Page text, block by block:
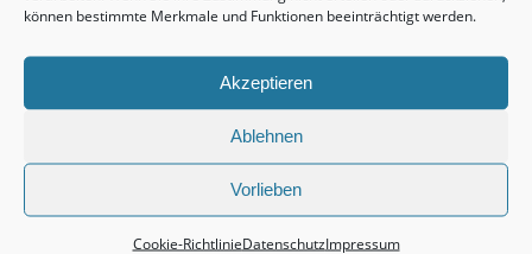
können bestimmte Merkmale und Funktionen beeinträchtigt werden.
Akzeptieren
Ablehnen
Vorlieben
Cookie-RichtlinieDatenschutzImpressum
Häuser bleiben tatsächlich eine wirklich interessante Sache.